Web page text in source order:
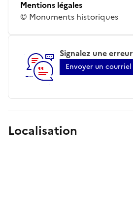
Mentions légales
© Monuments historiques
Signalez une erreur
Envoyer un courriel
Localisation